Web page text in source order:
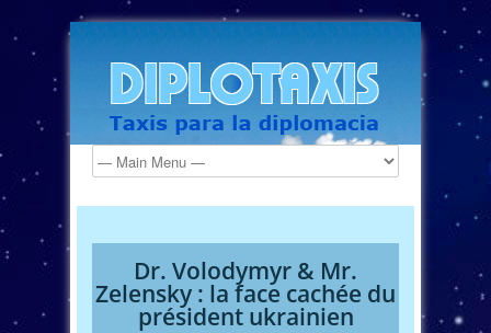
Dr. Volodymyr & Mr.
Zelensky : la face cachée du
président ukrainien